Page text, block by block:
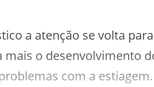
a atenção se volta
o desenvolvimento
com a